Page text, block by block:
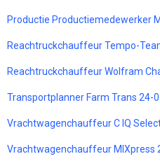
Productie Productiemedewerker
Reachtruckchauffeur Tempo-
Reachtruckchauffeur Wolfram
Transportplanner Farm Trans 24-
Vrachtwagenchauffeur C IQ
Vrachtwagenchauffeur MIXpress